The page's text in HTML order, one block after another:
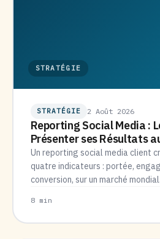
STRATÉGIE
STRATÉGIE 2 Août 2026
Reporting Social Media :
Présenter ses Résultats
Un reporting social media client
quatre indicateurs : portée,
conversion, sur un marché
8 min